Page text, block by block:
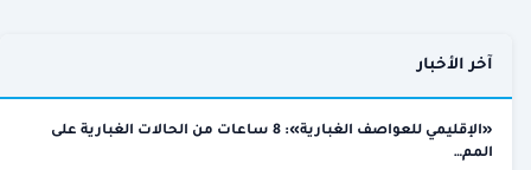
آخر الأخبار
«الإقليمي للعواصف الغبارية»: 8 ساعات من الحالات الغبارية على
المم…